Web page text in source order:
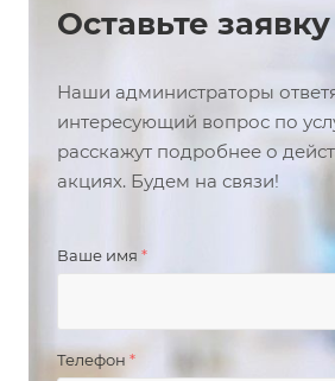
Оставьте заявку
Наши администраторы
интересующий вопрос по
расскажут подробнее о
акциях. Будем на связи!
Ваше имя *
Телефон *